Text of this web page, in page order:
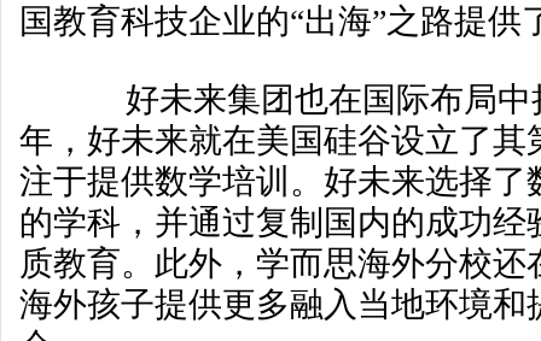
国教育科技企业的“出海”之路提供
好未来集团也在国际布局中
年，好未来就在美国硅谷设立了其
注于提供数学培训。好未来选择了
的学科，并通过复制国内的成功
质教育。此外，学而思海外分校
海外孩子提供更多融入当地环境和